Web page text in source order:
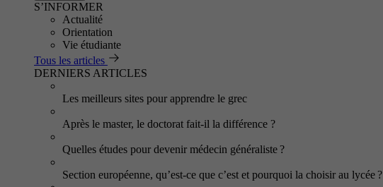
S’INFORMER
Actualité
Orientation
Vie étudiante
Tous les articles
DERNIERS ARTICLES
Les meilleurs sites pour apprendre le grec
Après le master, le doctorat fait-il la différence ?
Quelles études pour devenir médecin généraliste ?
Section européenne, qu’est-ce que c’est et pourquoi la choisir au lycée ?